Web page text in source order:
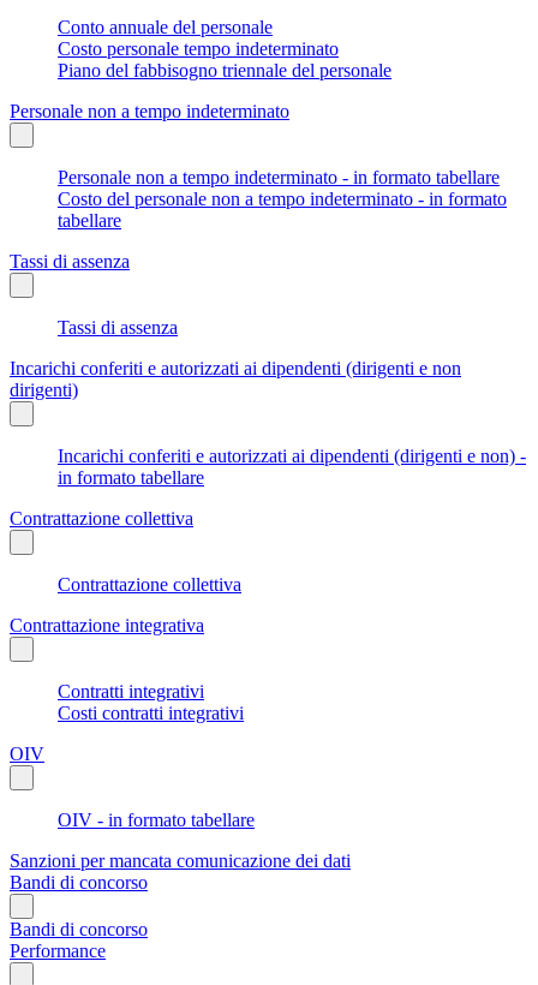
Conto annuale del personale
Costo personale tempo indeterminato
Piano del fabbisogno triennale del personale
Personale non a tempo indeterminato
Personale non a tempo indeterminato - in formato tabellare
Costo del personale non a tempo indeterminato - in formato
tabellare
Tassi di assenza
Tassi di assenza
Incarichi conferiti e autorizzati ai dipendenti (dirigenti e non
dirigenti)
Incarichi conferiti e autorizzati ai dipendenti (dirigenti e non) -
in formato tabellare
Contrattazione collettiva
Contrattazione collettiva
Contrattazione integrativa
Contratti integrativi
Costi contratti integrativi
OIV
OIV - in formato tabellare
Sanzioni per mancata comunicazione dei dati
Bandi di concorso
Bandi di concorso
Performance